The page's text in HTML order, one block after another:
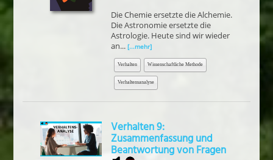
Die Chemie ersetzte die Alchemie.
Die Astronomie ersetzte die
Astrologie. Heute sind wir wieder
an... [...mehr]
Verhalten Wissenschaftliche Methode
Verhaltensanalyse
Verhalten 9:
Zusammenfassung und
Beantwortung von Fragen